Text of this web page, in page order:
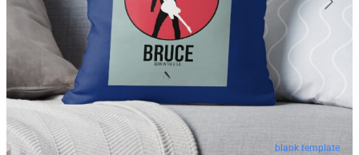
blank template